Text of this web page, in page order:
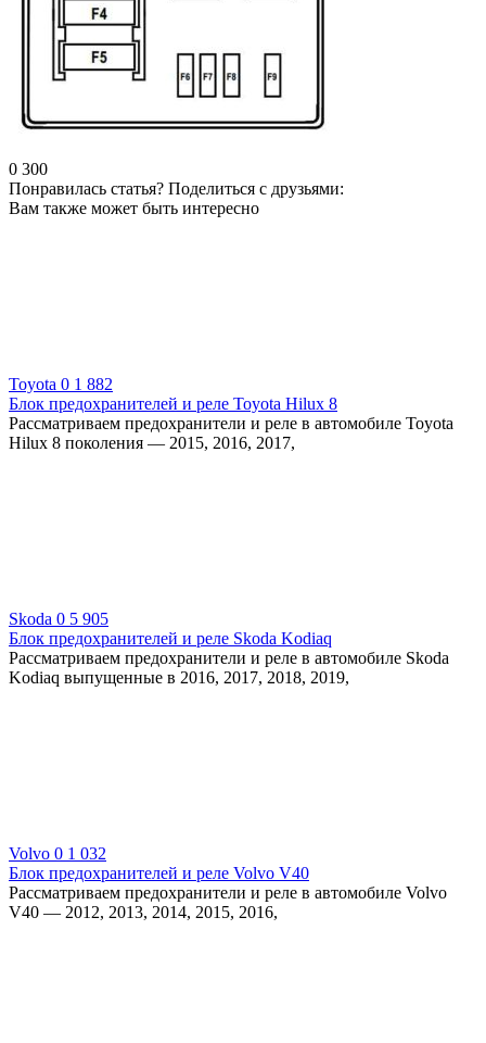
0 300
Понравилась статья? Поделиться с друзьями:
Вам также может быть интересно
Toyota 0 1 882
Блок предохранителей и реле Toyota Hilux 8
Рассматриваем предохранители и реле в автомобиле Toyota
Hilux 8 поколения — 2015, 2016, 2017,
Skoda 0 5 905
Блок предохранителей и реле Skoda Kodiaq
Рассматриваем предохранители и реле в автомобиле Skoda
Kodiaq выпущенные в 2016, 2017, 2018, 2019,
Volvo 0 1 032
Блок предохранителей и реле Volvo V40
Рассматриваем предохранители и реле в автомобиле Volvo
V40 — 2012, 2013, 2014, 2015, 2016,